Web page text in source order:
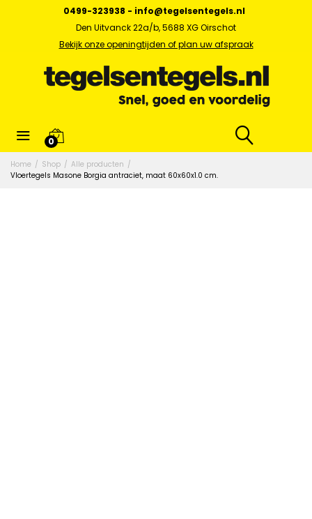
0499-323938 - info@tegelsentegels.nl
Den Uitvanck 22a/b, 5688 XG Oirschot
Bekijk onze openingtijden of plan uw afspraak
0
Home / Shop / Alle producten /
Vloertegels Masone Borgia antraciet, maat 60x60x1.0 cm.